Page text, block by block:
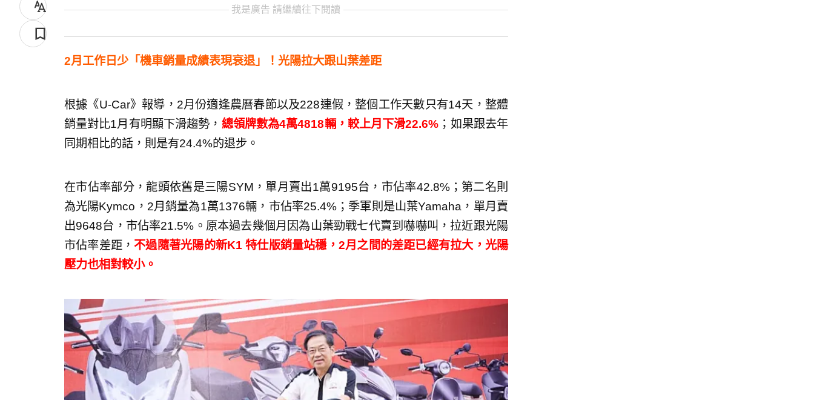
我是廣告 請繼續往下閱讀
2月工作日少「機車銷量成績表現衰退」！光陽拉大跟山葉差距
根據《U-Car》報導，2月份適逢農曆春節以及228連假，整個工作天數只有14天，整體
銷量對比1月有明顯下滑趨勢， 總領牌數為4萬4818輛，較上月下滑22.6% ；如果跟去年
同期相比的話，則是有24.4%的退步。
在市佔率部分，龍頭依舊是三陽SYM，單月賣出1萬9195台，市佔率42.8%；第二名則
為光陽Kymco，2月銷量為1萬1376輛，市佔率25.4%；季軍則是山葉Yamaha，單月賣
出9648台，市佔率21.5%。原本過去幾個月因為山葉勁戰七代賣到嚇嚇叫，拉近跟光陽
市佔率差距，不過隨著光陽的新K1 特仕版銷量站穩，2月之間的差距已經有拉大，光陽
壓力也相對較小。